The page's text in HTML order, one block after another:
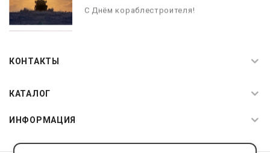
С Днём кораблестроителя!
КОНТАКТЫ
КАТАЛОГ
ИНФОРМАЦИЯ